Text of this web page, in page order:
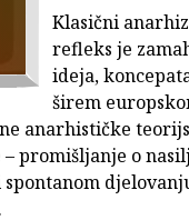
Klasični
refleks je
ideja,
širem
anarhističke
promišljanje o